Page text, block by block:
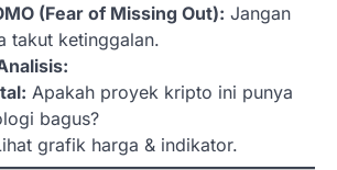
(Fear of Missing Out): Jangan
takut ketinggalan.
Apakah proyek kripto ini punya
bagus?
grafik harga & indikator.